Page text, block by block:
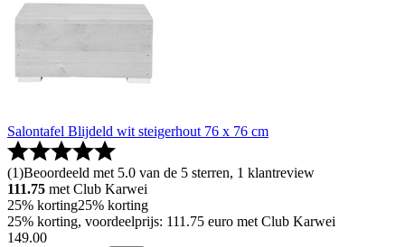
Salontafel Blijdeld wit steigerhout 76 x 76 cm
(1)Beoordeeld met 5.0 van de 5 sterren, 1 klantreview
111.75 met Club Karwei
25% korting25% korting
25% korting, voordeelprijs: 111.75 euro met Club Karwei
149.00